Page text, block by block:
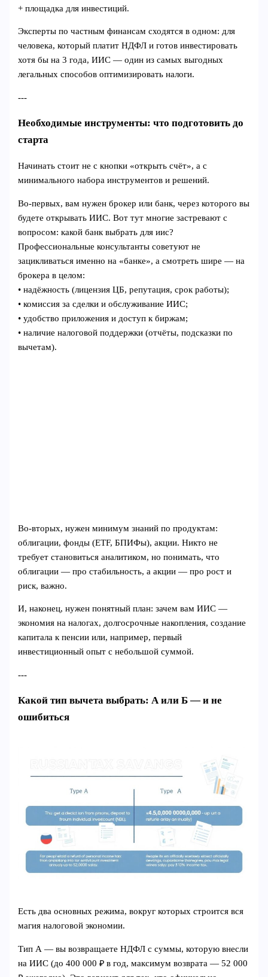
+ площадка для инвестиций.
Эксперты по частным финансам сходятся в одном: для
человека, который платит НДФЛ и готов инвестировать
хотя бы на 3 года, ИИС — один из самых выгодных
легальных способов оптимизировать налоги.
---
Необходимые инструменты: что подготовить до
старта
Начинать стоит не с кнопки «открыть счёт», а с
минимального набора инструментов и решений.
Во-первых, вам нужен брокер или банк, через которого вы
будете открывать ИИС. Вот тут многие застревают с
вопросом: какой банк выбрать для иис?
Профессиональные консультанты советуют не
зацикливаться именно на «банке», а смотреть шире — на
брокера в целом:
• надёжность (лицензия ЦБ, репутация, срок работы);
• комиссия за сделки и обслуживание ИИС;
• удобство приложения и доступ к биржам;
• наличие налоговой поддержки (отчёты, подсказки по
вычетам).
Во-вторых, нужен минимум знаний по продуктам:
облигации, фонды (ETF, БПИФы), акции. Никто не
требует становиться аналитиком, но понимать, что
облигации — про стабильность, а акции — про рост и
риск, важно.
И, наконец, нужен понятный план: зачем вам ИИС —
экономия на налогах, долгосрочные накопления, создание
капитала к пенсии или, например, первый
инвестиционный опыт с небольшой суммой.
---
Какой тип вычета выбрать: А или Б — и не
ошибиться
Есть два основных режима, вокруг которых строится вся
магия налоговой экономии.
Тип А — вы возвращаете НДФЛ с суммы, которую внесли
на ИИС (до 400 000 ₽ в год, максимум возврата — 52 000